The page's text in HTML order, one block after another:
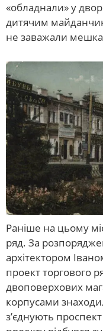
«обладнали» у
дитячим
не заважали
Раніше на цьому
ряд. За
архітектором
проект торгового
двоповерхових
корпусами
з’єднують